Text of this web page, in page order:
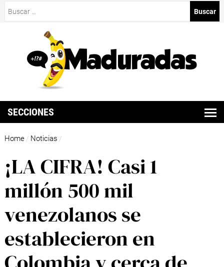
SECCIONES
Home / Noticias /
¡LA CIFRA! Casi 1
millón 500 mil
venezolanos se
establecieron en